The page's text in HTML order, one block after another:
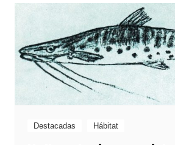
Destacadas Hábitat